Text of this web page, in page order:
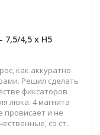
7,5/4,5 х H5
как аккуратно
Решил сделать
фиксаторов
люка. 4 магнита
провисает и не
со ст..